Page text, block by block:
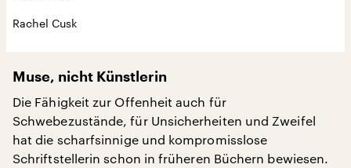
Rachel Cusk
Muse, nicht Künstlerin
Die Fähigkeit zur Offenheit auch für
Schwebezustände, für Unsicherheiten und Zweifel
hat die scharfsinnige und kompromisslose
Schriftstellerin schon in früheren Büchern bewiesen.